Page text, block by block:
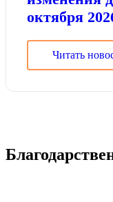
октября
Читать